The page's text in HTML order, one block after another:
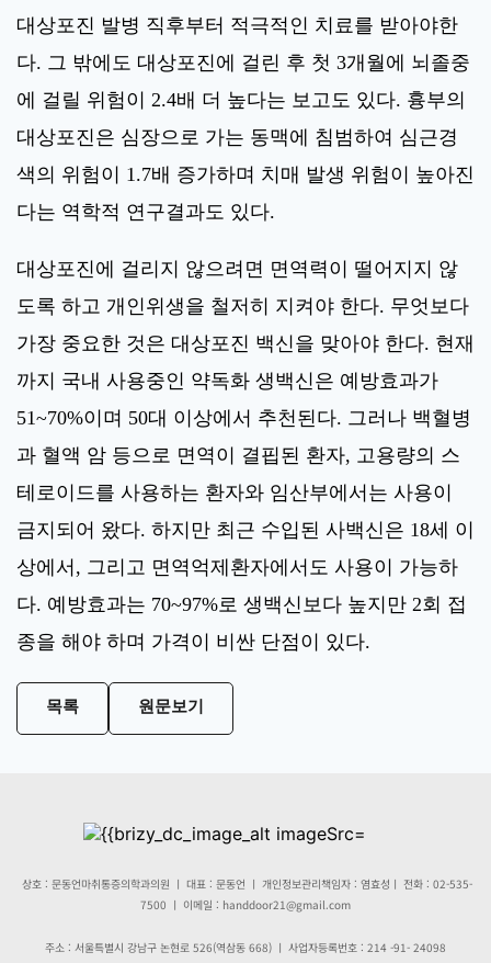
대상포진 발병 직후부터 적극적인 치료를 받아야한
다. 그 밖에도 대상포진에 걸린 후 첫 3개월에 뇌졸중
에 걸릴 위험이 2.4배 더 높다는 보고도 있다. 흉부의
대상포진은 심장으로 가는 동맥에 침범하여 심근경
색의 위험이 1.7배 증가하며 치매 발생 위험이 높아진
다는 역학적 연구결과도 있다.
대상포진에 걸리지 않으려면 면역력이 떨어지지 않
도록 하고 개인위생을 철저히 지켜야 한다. 무엇보다
가장 중요한 것은 대상포진 백신을 맞아야 한다. 현재
까지 국내 사용중인 약독화 생백신은 예방효과가
51~70%이며 50대 이상에서 추천된다. 그러나 백혈병
과 혈액 암 등으로 면역이 결핍된 환자, 고용량의 스
테로이드를 사용하는 환자와 임산부에서는 사용이
금지되어 왔다. 하지만 최근 수입된 사백신은 18세 이
상에서, 그리고 면역억제환자에서도 사용이 가능하
다. 예방효과는 70~97%로 생백신보다 높지만 2회 접
종을 해야 하며 가격이 비싼 단점이 있다.
목록 원문보기
7500 ㅣ 이메일 : handdoor21@gmail.com
주소 : 서울특별시 강남구 논현로 526(역삼동 668) ㅣ 사업자등록번호 : 214 -91- 24098